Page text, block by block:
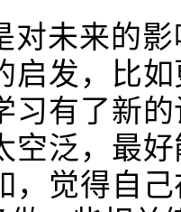
对未来的
启发，比
习有了新
空泛，最
，觉得自